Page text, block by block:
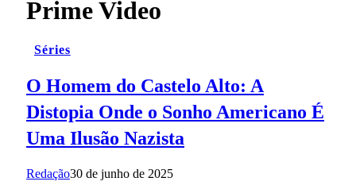
Prime Video
Séries
O Homem do Castelo Alto: A
Distopia Onde o Sonho Americano É
Uma Ilusão Nazista
Redação30 de junho de 2025